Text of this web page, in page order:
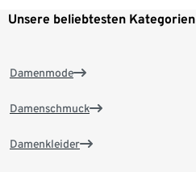
Unsere beliebtesten Kategorien
Damenmode
Damenschmuck
Damenkleider